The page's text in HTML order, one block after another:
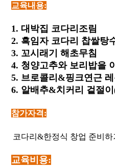
교육내용:
1. 대박집 코다리조림
2. 흑임자 코다리 찹쌀탕
3. 꼬시래기 해초무침
4. 청양고추와 보리밥을
5. 브로콜리&핑크연근
6. 알배추&치커리 겉절
참가자격:
코다리&한정식 창업 준비
교육비용: